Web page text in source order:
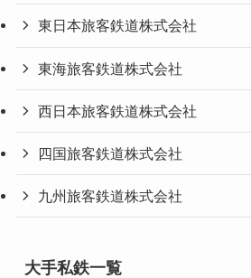
東日本旅客鉄道株式会社
東海旅客鉄道株式会社
西日本旅客鉄道株式会社
四国旅客鉄道株式会社
九州旅客鉄道株式会社
大手私鉄一覧